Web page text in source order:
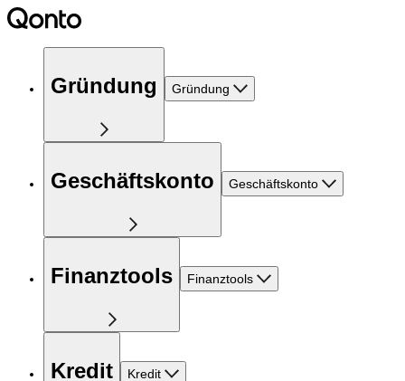
Gründung Gründung
Geschäftskonto Geschäftskonto
Finanztools Finanztools
Kredit Kredit